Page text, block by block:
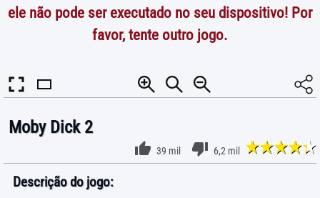
ele não pode ser executado no seu dispositivo! Por
favor, tente outro jogo.
Moby Dick 2
39 mil 6,2 mil
Descrição do jogo: